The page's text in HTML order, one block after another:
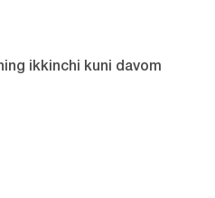
ikkinchi kuni davom